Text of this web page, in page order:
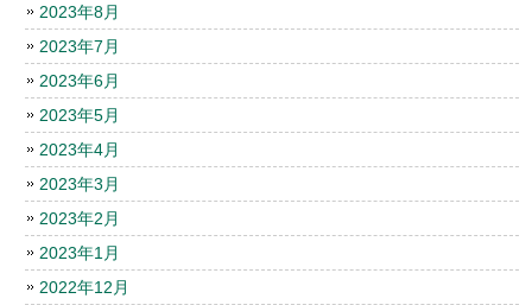
2023年8月
2023年7月
2023年6月
2023年5月
2023年4月
2023年3月
2023年2月
2023年1月
2022年12月